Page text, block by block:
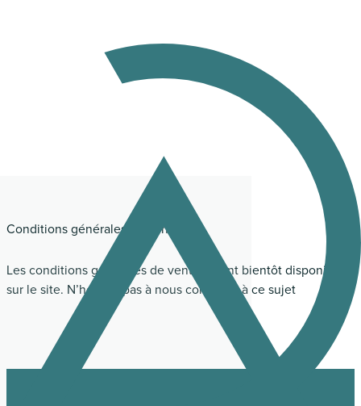
Conditions générales de vente
Les conditions générales de vente seront bientôt disponibles
sur le site. N’hésitez pas à nous contacter à ce sujet